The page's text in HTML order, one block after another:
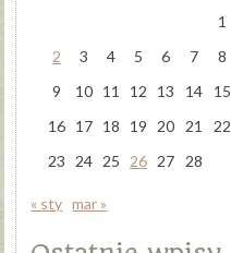
1
2
3 4 5 6 7
8
9
10 11 12 13 14
15
16 17 18 19 20 21
22
23
24 25 26 27 28
« sty mar »